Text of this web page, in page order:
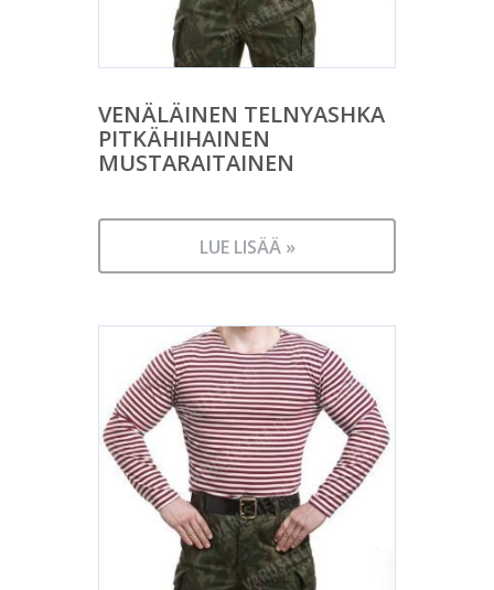
VENÄLÄINEN TELNYASHKA
PITKÄHIHAINEN
MUSTARAITAINEN
LUE LISÄÄ »